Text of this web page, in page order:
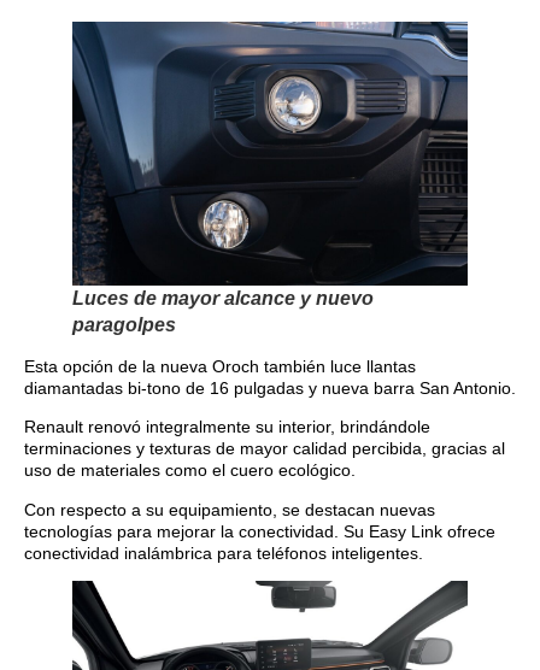
Luces de mayor alcance y nuevo
paragolpes
Esta opción de la nueva Oroch también luce llantas
diamantadas bi-tono de 16 pulgadas y nueva barra San Antonio.
Renault renovó integralmente su interior, brindándole
terminaciones y texturas de mayor calidad percibida, gracias al
uso de materiales como el cuero ecológico.
Con respecto a su equipamiento, se destacan nuevas
tecnologías para mejorar la conectividad. Su Easy Link ofrece
conectividad inalámbrica para teléfonos inteligentes.